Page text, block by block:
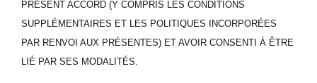
PRÉSENT ACCORD (Y COMPRIS LES CONDITIONS
SUPPLÉMENTAIRES ET LES POLITIQUES INCORPORÉES
PAR RENVOI AUX PRÉSENTES) ET AVOIR CONSENTI À ÊTRE
LIÉ PAR SES MODALITÉS.